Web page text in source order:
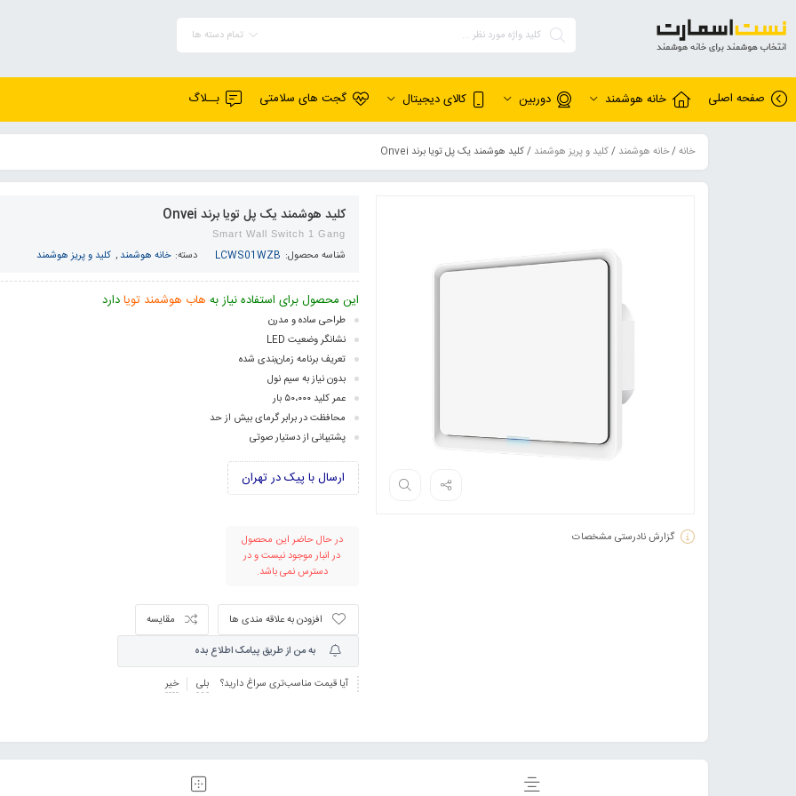
تمام دسته ها
صفحه اصلی خانه هوشمند دوربین کالای دیجیتال گجت های سلامتی بــلاگ
خانه/خانه هوشمند /کلید و پریز هوشمند / کلید هوشمند یک پل تویا برند Onvei
گزارش نادرستی مشخصات
کلید هوشمند یک پل تویا برند Onvei
Smart Wall Switch 1 Gang
شناسه محصول: LCWS01WZB دسته: خانه هوشمند , کلید و پریز هوشمند
این محصول برای استفاده نیاز به هاب هوشمند تویادارد
طراحی ساده و مدرن
نشانگر وضعیت LED
تعریف برنامه زمان‌بندی شده
بدون نیاز به سیم نول
عمر کلید ۵۰،۰۰۰ بار
محافظت در برابر گرمای بیش از حد
پشتیبانی از دستیار صوتی
ارسال با پیک در تهران
در حال حاضر این محصول
در انبار موجود نیست و در
دسترس نمی باشد.
مقایسه
افزودن به علاقه مندی ها
به من از طریق پیامک اطلاع بده
آیا قیمت مناسب‌تری سراغ دارید؟ بلی خیر